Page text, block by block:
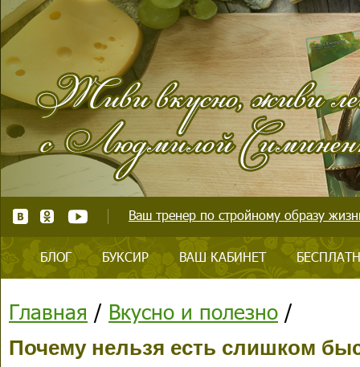
Ваш тренер по стройному образу
БЛОГ БУКСИР ВАШ КАБИНЕТ
Главная / Вкусно и полезно /
Почему нельзя есть слишком